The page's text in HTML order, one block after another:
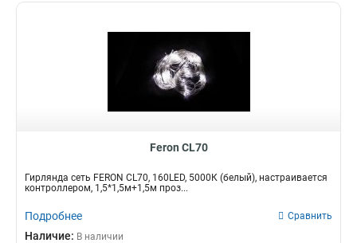
Feron CL70
Гирлянда сеть FERON CL70, 160LED, 5000К (белый), настраивается
контроллером, 1,5*1,5м+1,5м проз...
Подробнее Сравнить
Наличие: В наличии